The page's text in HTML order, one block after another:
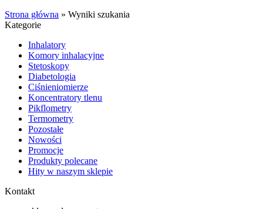
Strona główna » Wyniki szukania
Kategorie
Inhalatory
Komory inhalacyjne
Stetoskopy
Diabetologia
Ciśnieniomierze
Koncentratory tlenu
Pikflometry
Termometry
Pozostałe
Nowości
Promocje
Produkty polecane
Hity w naszym sklepie
Kontakt